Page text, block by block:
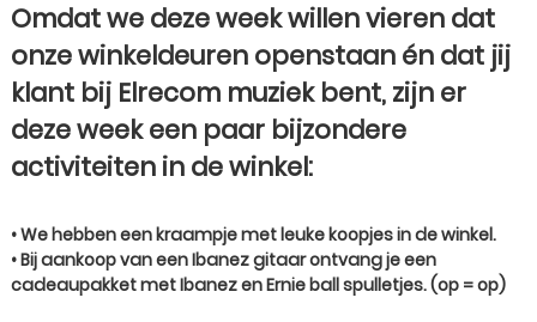
Omdat we deze week willen vieren dat
onze winkeldeuren openstaan én dat jij
klant bij Elrecom muziek bent, zijn er
deze week een paar bijzondere
activiteiten in de winkel:
• We hebben een kraampje met leuke koopjes in de winkel.
• Bij aankoop van een Ibanez gitaar ontvang je een
cadeaupakket met Ibanez en Ernie ball spulletjes. (op = op)